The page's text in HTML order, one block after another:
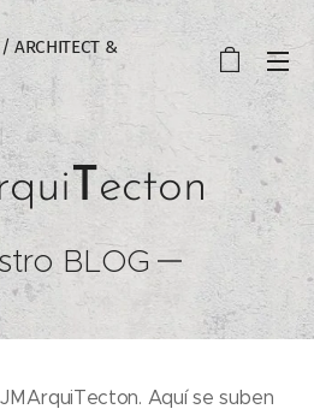
ARCHITECT &
T ecton
BLOG
Aquí se suben